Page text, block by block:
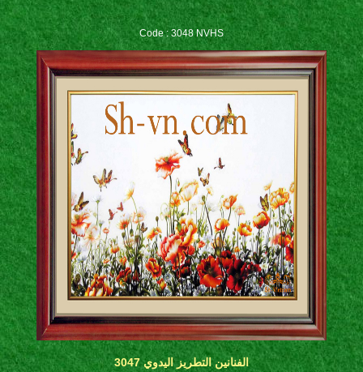
Code : 3048 NVHS
الفنانين التطريز اليدوي 3047